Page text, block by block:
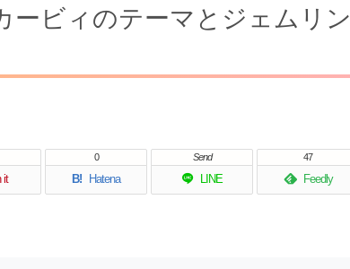
ービィのテーマとジェムリン
it B! Hatena
0
LINE
Send
Feedly
47